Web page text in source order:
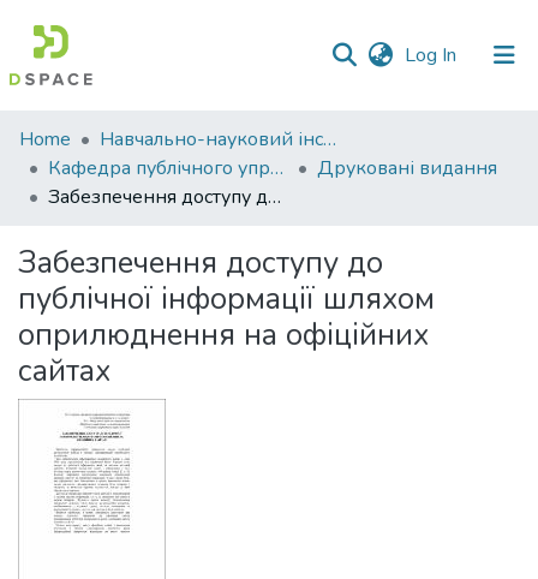
Log In (current)
Communities
&
Collections
Statistics
Home
Навчально-науковий інститут економіки, управління, права та інформаційних технологій
Кафедра публічного управління та адміністрування
Друковані видання
Забезпечення доступу до публічної інформації шляхом оприлюднення на офіційних сайтах
Забезпечення доступу до
публічної інформації шляхом
оприлюднення на офіційних
сайтах